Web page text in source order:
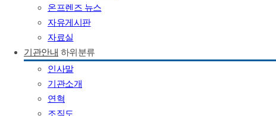
온프렌즈 뉴스
자유게시판
자료실
기관안내 하위분류
인사말
기관소개
연혁
조직도